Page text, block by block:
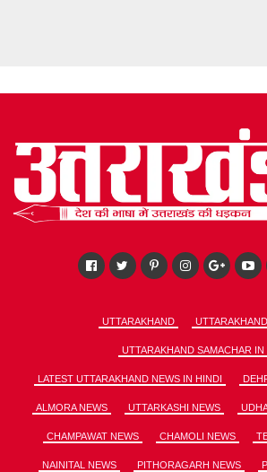
UTTARAKHAND
UTTARAKHAND SAMACHAR IN
LATEST UTTARAKHAND NEWS IN HINDI
ALMORA NEWS UTTARKASHI NEWS
CHAMPAWAT NEWS CHAMOLI NEWS
NAINITAL NEWS PITHORAGARH NEWS